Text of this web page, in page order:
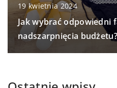
19 kwietnia 2024
Jak wybrać odpowiedni
nadszarpnięcia budżetu?